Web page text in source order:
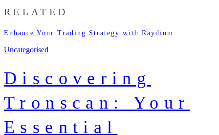
RELATED
Enhance Your Trading Strategy with Raydium
Uncategorised
Discovering
Tronscan: Your
Essential